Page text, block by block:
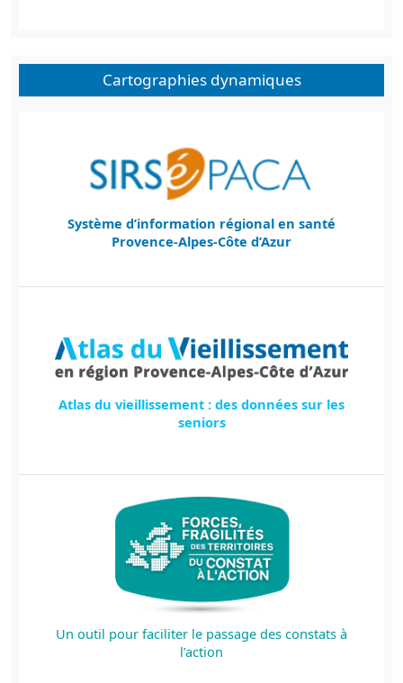
Cartographies dynamiques
Système d’information régional en santé
Provence-Alpes-Côte d’Azur
Atlas du vieillissement : des données sur les
seniors
Un outil pour faciliter le passage des constats à
l’action